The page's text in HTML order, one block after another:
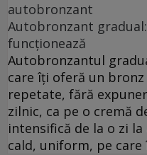
autobronzant
Autobronzant
funcționează
Autobronzantul
care îți oferă un
repetate, fără
zilnic, ca pe o cremă
intensifică de la o zi
cald, uniform, pe